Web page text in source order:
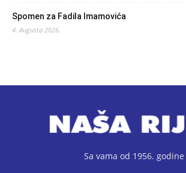
Spomen za Fadila Imamovića
4. Augusta 2026.
Sa vama od 1956. godine